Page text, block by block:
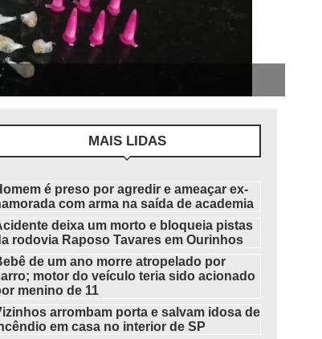
MAIS LIDAS
é preso por agredir e ameaçar ex-
com arma na saída de academia
deixa um morto e bloqueia pistas
rodovia Raposo Tavares em Ourinhos
de um ano morre atropelado por
motor do veículo teria sido acionado
menino de 11
arrombam porta e salvam idosa de
em casa no interior de SP